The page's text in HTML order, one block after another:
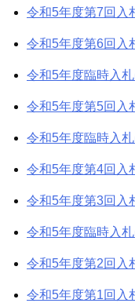
令和5年度第7回入
令和5年度第6回入
令和5年度臨時入
令和5年度第5回入
令和5年度臨時入
令和5年度第4回入
令和5年度第3回入
令和5年度臨時入
令和5年度第2回入
令和5年度第1回入